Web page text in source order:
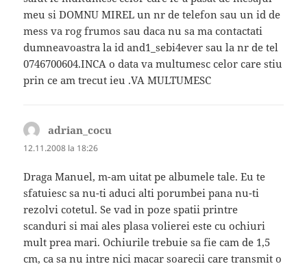
meu si DOMNU MIREL un nr de telefon sau un id de
mess va rog frumos sau daca nu sa ma contactati
dumneavoastra la id and1_sebi4ever sau la nr de tel
0746700604.INCA o data va multumesc celor care stiu
prin ce am trecut ieu .VA MULTUMESC
adrian_cocu
12.11.2008 la 18:26
Draga Manuel, m-am uitat pe albumele tale. Eu te
sfatuiesc sa nu-ti aduci alti porumbei pana nu-ti
rezolvi cotetul. Se vad in poze spatii printre
scanduri si mai ales plasa volierei este cu ochiuri
mult prea mari. Ochiurile trebuie sa fie cam de 1,5
cm, ca sa nu intre nici macar soarecii care transmit o